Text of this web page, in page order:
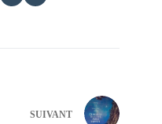
SUIVANT